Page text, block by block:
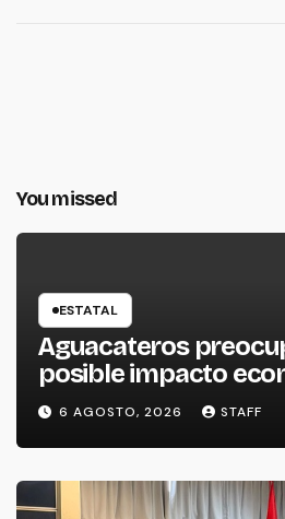
You missed
ESTATAL
Aguacateros
posible impacto
alerta de Estados
6 AGOSTO, 2026 STAFF